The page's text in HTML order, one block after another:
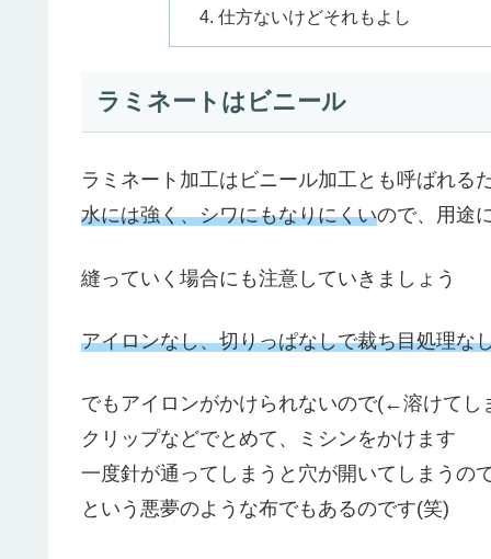
仕方ないけどそれもよし
ラミネートはビニール
ラミネート加工はビニール加工とも呼ばれる
水には強く、シワにもなりにくいので、用途
縫っていく場合にも注意していきましょう
アイロンなし、切りっぱなしで裁ち目処理な
でもアイロンがかけられないので(←溶けてし
クリップなどでとめて、ミシンをかけます
一度針が通ってしまうと穴が開いてしまうの
という悪夢のような布でもあるのです(笑)